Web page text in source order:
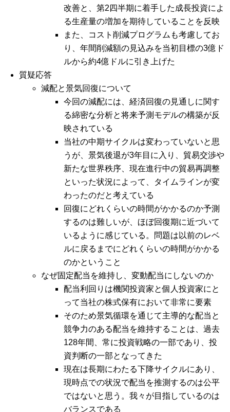
改善と、第2四半期に着手した成長投資によ
る生産量の増加を期待していることを反映
また、コスト削減プログラムも考慮してお
り、年間削減額の見込みを当初目標の3億ド
ルから約4億ドルに引き上げた
質疑応答
減配と景気回復について
今回の減配には、経済回復の見通しに関す
る綿密な分析と将来予測モデルの構築が反
映されている
当社の中期サイクルは変わっていないと思
うが、景気後退が3年目に入り、貿易交渉や
新たな世界秩序、現在進行中の貿易再調整
といった状況によって、タイムラインが変
わったのだと考えている
回復にどれくらいの時間がかかるのか予測
するのは難しいが、ほぼ回復期に近づいて
いるように感じている。問題は以前のレベ
ルに戻るまでにどれくらいの時間がかかる
のかということ
なぜ固定配当を維持し、変動配当にしないのか
配当利回りは機関投資家と個人投資家にと
って当社の株式保有において非常に要素
そのため景気循環を通じて主導的な配当と
競争力のある配当を維持することは、過去
128年間、常に投資戦略の一部であり、投
資判断の一部となってきた
現在は長期にわたる下降サイクルにあり、
現時点での状況で配当を推測するのは公平
ではないと思う。我々が目指しているのは
バランスである